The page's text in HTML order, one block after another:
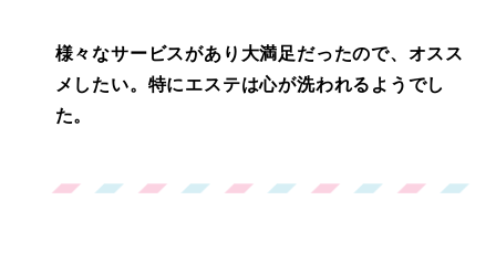
様々なサービスがあり大満足だったので、オスス
メしたい。特にエステは心が洗われるようでし
た。